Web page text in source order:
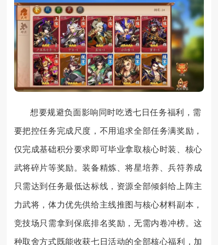
想要规避负面影响同时吃透七日任务福利，需
要把控任务完成尺度，不用追求全部任务满奖励，
仅完成基础积分要求即可毕业拿取核心时装、核心
武将碎片等奖励。装备精炼、将星培养、兵符养成
只需达到任务最低达标线，资源全部倾斜给上阵主
力武将，体力优先供给主线推图与核心材料副本，
竞技场只需拿到保底排名奖励，无需内卷冲榜。这
种取舍方式既能收获七日活动的全部核心福利，加